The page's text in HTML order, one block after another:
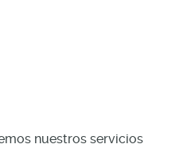
nuestros servicios